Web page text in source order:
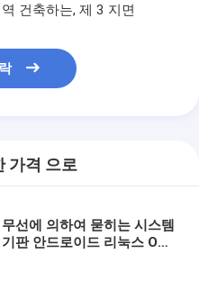
건축하는, 제 3 지면
가격 으로
무선에 의하여 묻히는 시스템
기판 안드로이드 리눅스 OS